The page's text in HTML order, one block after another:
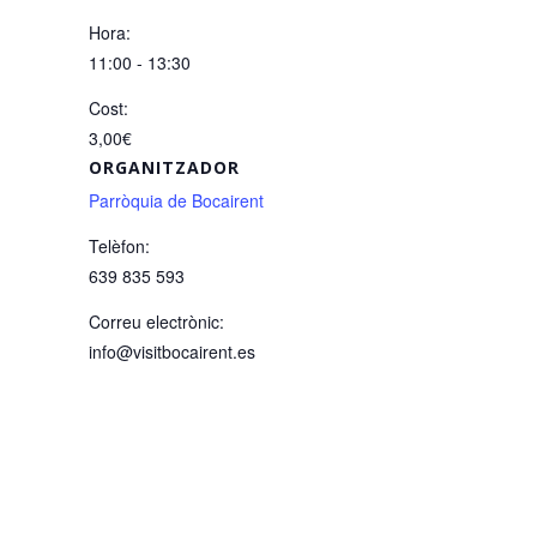
Hora:
11:00 - 13:30
Cost:
3,00€
ORGANITZADOR
Parròquia de Bocairent
Telèfon:
639 835 593
Correu electrònic:
info@visitbocairent.es